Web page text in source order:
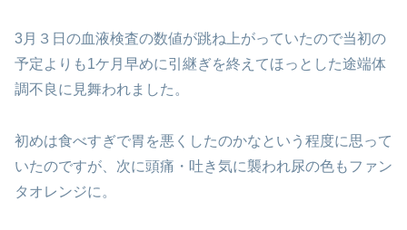
3月３日の血液検査の数値が跳ね上がっていたので当初の
予定よりも1ケ月早めに引継ぎを終えてほっとした途端体
調不良に見舞われました。
初めは食べすぎで胃を悪くしたのかなという 程度に思って
いたのですが、次に頭痛・吐き気に襲われ尿の色もファン
タオレンジに。